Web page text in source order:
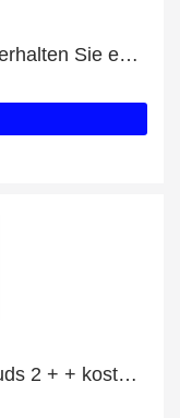
Kaufen Sie noch heute ein und erhalten Sie exklusive Angebote
10% Rabatt auf Nokia Go Earbuds 2 + + kostenloses Geschenk